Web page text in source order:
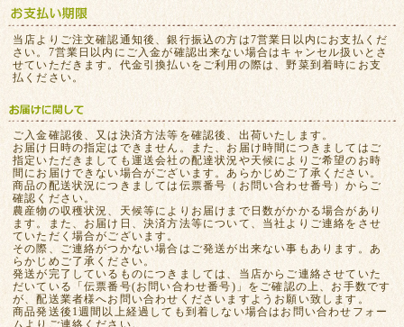
当店よりご注文確認通知後、銀行振込の方は7営業日以内にお支払くだ
さい。7営業日以内にご入金が確認出来ない場合はキャンセル扱いとさ
せていただきます。代金引換払いをご利用の際は、野菜到着時にお支
払ください。
ご入金確認後、又は決済方法等を確認後、出荷いたします。
お届け日時の指定はできません。また、お届け時間につきましてはご
指定いただきましても運送会社の配達状況や天候によりご希望のお時
間にお届けできない場合がございます。あらかじめご了承ください。
商品の配送状況につきましては伝票番号（お問い合わせ番号）からご
確認ください。
農産物の収穫状況、天候等によりお届けまで日数がかかる場合があり
ます。また、お届け日、決済方法等について、当社よりご連絡をさせ
ていただく場合がございます。
その際、ご連絡がつかない場合はご発送が出来ない事もあります。あ
らかじめご了承ください。
発送が完了しているものにつきましては、当店からご連絡させていた
だいている「伝票番号(お問い合わせ番号)」をご確認の上、お手数です
が、配送業者様へお問い合わせくださいますようお願い致します。
商品発送後1週間以上経過しても到着しない場合はお問い合わせフォー
ムよりご連絡ください。